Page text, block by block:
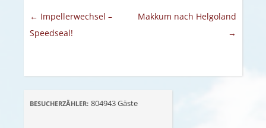
Artikel-Navigation
← Impellerwechsel –
Speedseal!
Makkum nach Helgoland
→
BESUCHERZÄHLER: 804943Gäste